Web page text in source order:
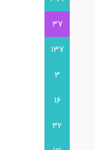
37
137
3
16
32